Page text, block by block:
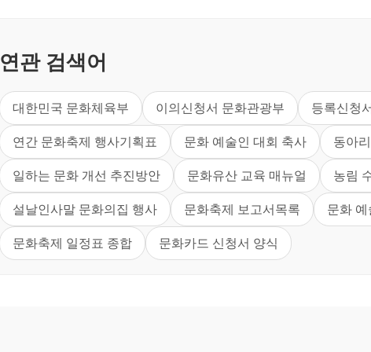
연관 검색어
대한민국 문화체육부 이의신청서 문화관광부 등록신청
연간 문화축제 행사기획표 문화 예술인 대회 축사 동아
일하는 문화 개선 추진방안 문화유산 교육 매뉴얼 농림
설날인사말 문화의집 행사 문화축제 보고서목록 문화
문화축제 일정표 종합 문화카드 신청서 양식